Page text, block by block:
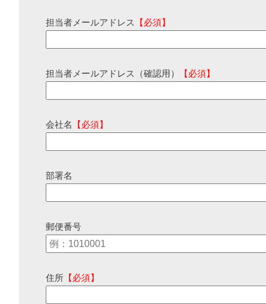
担当者メールアドレス 【必須】
担当者メールアドレス（確認用） 【必須】
会社名 【必須】
部署名
郵便番号
住所 【必須】